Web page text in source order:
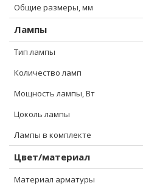
Общие размеры, мм
Лампы
Тип лампы
Количество ламп
Мощность лампы, Вт
Цоколь лампы
Лампы в комплекте
Цвет/материал
Материал арматуры